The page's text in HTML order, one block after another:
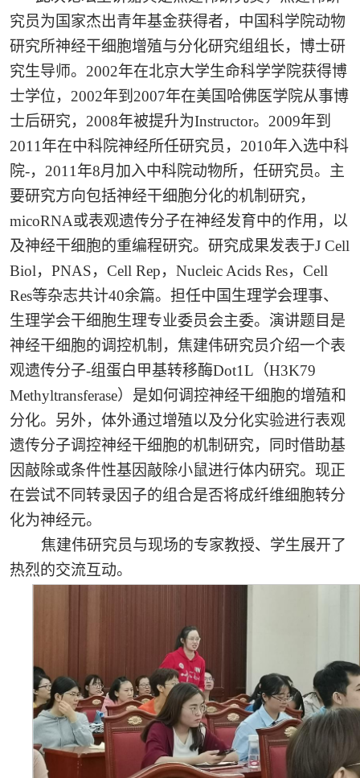
究员为国家杰出青年基金获得者，中国科学院动物
研究所神经干细胞增殖与分化研究组组长，博士研
究生导师。 2002年在北京大学生命科学学院获得博
士学位， 2002年到 2007年在美国哈佛医学院从事博
士后研究， 2008年被提升为Instructor。 2009年到
2011 年在中科院神经所任研究员， 2010年入选中科
院-， 2011 年8月加入中科院动物所，任研究员。主
要研究方向包括神经干细胞分化的机制研究，
micoRNA或表观遗传分子在神经发育中的作用，以
及神经干细胞的重编程研究。研究成果发表于J Cell
Biol， PNAS， Cell Rep， Nucleic Acids Res， Cell
Res等杂志共计40余篇。担任中国生理学会理事、
生理学会干细胞生理专业委员会主委。演讲题目是
神经干细胞的调控机制，焦建伟研究员介绍一个表
观遗传分子-组蛋白甲基转移酶Dot1L （H3K79
Methyltransferase）是如何调控神经干细胞的增殖和
分化。另外，体外通过增殖以及分化实验进行表观
遗传分子调控神经干细胞的机制研究，同时借助基
因敲除或条件性基因敲除小鼠进行体内研究。现正
在尝试不同转录因子的组合是否将成纤维细胞转分
化为神经元。
焦建伟研究员与现场的专家教授、学生展开了
热烈的交流互动。